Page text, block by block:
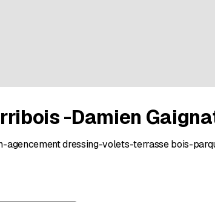
-Damien
dressing-volets-terrasse bois-